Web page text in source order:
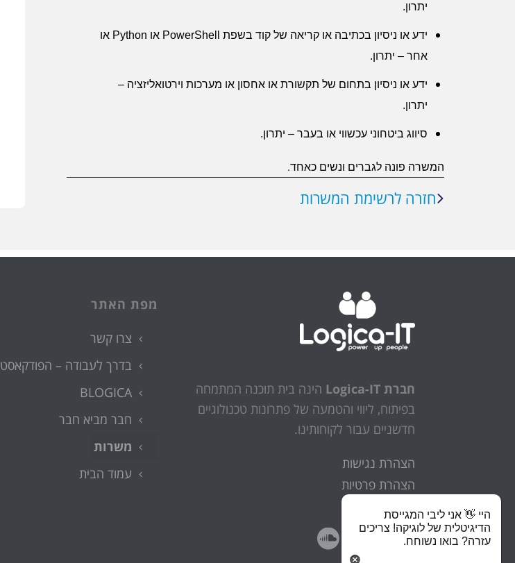
יתרון.
ידע או ניסיון בכתיבה או קריאה של קוד בשפת PowerShell או Python או
אחר – יתרון.
ידע או ניסיון בתחום של תקשורת או אחסון או מערכות וירטואליזציה –
יתרון.
סיווג ביטחוני עכשווי או בעבר – יתרון.
המשרה פונה לגברים ונשים כאחד.
חזרה לרשימת המשרות
חברת Logica-IT
הינה בית תוכנה המתמחה
בפיתוח, ליווי והטמעה של פתרונות טכנולוגיים
חדשניים עבור לקוחותינו.
הצהרת נגישות
הצהרת פרטיות
מפת האתר
צרו קשר
בדרך לעבודה – הפודקאסט
BLOGICA
חבר מביא חבר
משרות
עמוד הבית
היי 👋 אני ליבי המגייסת
הדיגיטלית של לוגיקה! צריכים
עזרה? בואו נשוחח.